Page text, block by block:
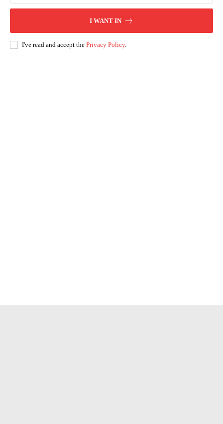
I WANT IN
I've read and accept the Privacy Policy.